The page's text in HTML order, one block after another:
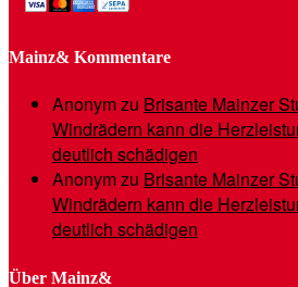
Mainz& Kommentare
Anonymzu Brisante Mainzer
Windrädern kann die
deutlich schädigen
Anonymzu Brisante Mainzer
Windrädern kann die
deutlich schädigen
Über Mainz&